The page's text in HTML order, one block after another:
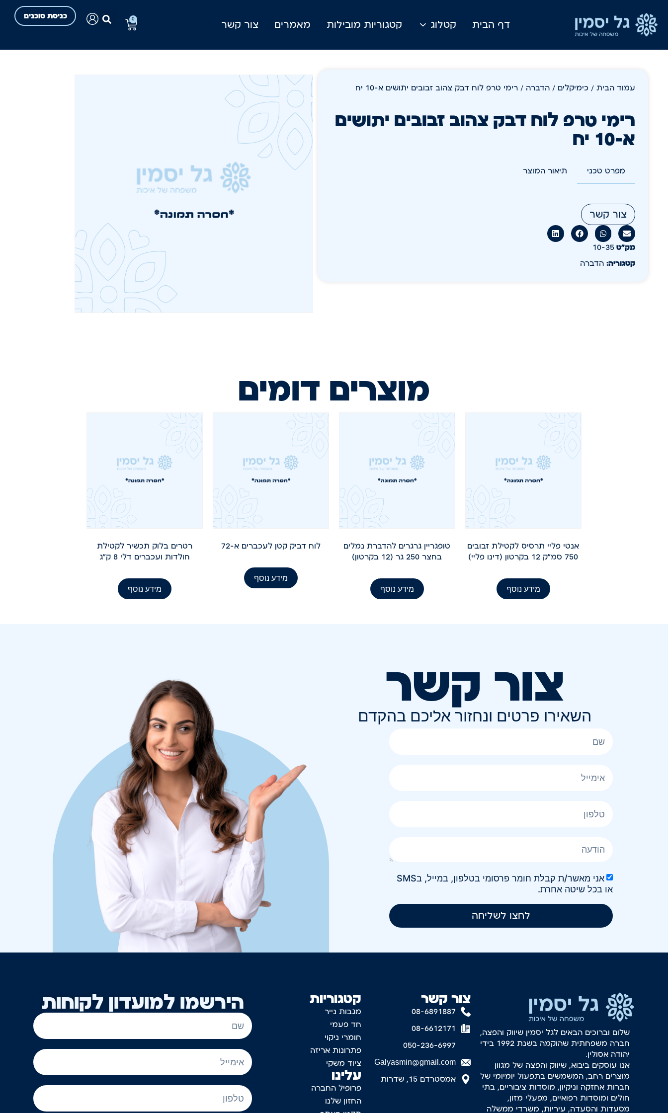
דף הבית קטלוג קטגוריות מובילות מאמרים צור קשר
כניסת סוכנים 0
עמוד הבית / כימיקלים / הדברה / רימי טרפ לוח דבק צהוב זבובים יתושים א-10 יח
רימי טרפ לוח דבק צהוב זבובים יתושים
א-10 יח
מפרט טכני תיאור המוצר
צור קשר
מק״ט 10-35
קטגוריה: הדברה
מוצרים דומים
אנטי פליי תרסיס לקטילת זבובים
750 סמ"ק 12 בקרטון (דינו פליי)
מידע נוסף
טופגריין גרגרים להדברת נמלים
בחצר 250 גר (12 בקרטון)
מידע נוסף
לוח דביק קטן לעכברים א-72
מידע נוסף
רטרים בלוק תכשיר לקטילת
חולדות ועכברים דלי 8 ק"ג
מידע נוסף
צור קשר
השאירו פרטים ונחזור אליכם בהקדם
אני מאשר/ת קבלת חומר פרסומי בטלפון, במייל, בSMS
או בכל שיטה אחרת.
לחצו לשליחה
הירשמו למועדון לקוחות קטגוריות
מגבות נייר
חד פעמי
חומרי ניקוי
פתרונות אריזה
ציוד משקי
עלינו
פרופיל החברה
החזון שלנו
צור קשר
08-6891887
08-6612171
050-236-6997
Galyasmin@gmail.com
אמסטרדם 15, שדרות
שלום וברוכים הבאים לגל יסמין שיווק והפצה,
חברה משפחתית שהוקמה בשנת 1992 בידי
יהודה אסולין.
אנו עוסקים ביבוא, שיווק והפצה של מגוון
מוצרים רחב, המשמשים בתפעול יומיומי של
חברות אחזקה וניקיון, מוסדות ציבוריים, בתי
חולים ומוסדות רפואיים, מפעלי מזון,
מסעדות והסעדה, עיריות, משרדי ממשלה